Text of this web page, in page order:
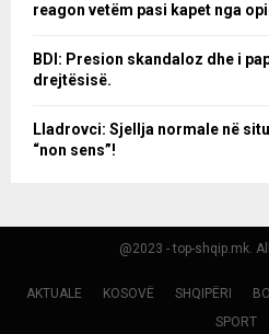
reagon vetëm pasi kapet nga
BDI: Presion skandaloz dhe i
drejtësisë.
Lladrovci: Sjellja normale në
“non sens”!
@2023 - top-shqip.mk.
AKTUALE KOSOVË SHQIPËRI
SPORT